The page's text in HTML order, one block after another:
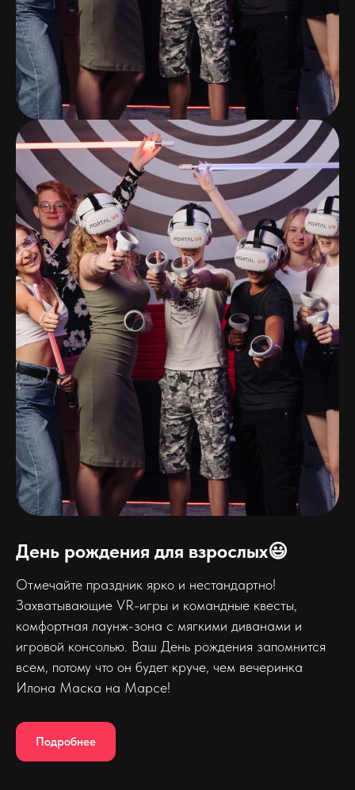
День рождения для взрослых😃
Отмечайте праздник ярко и нестандартно!
Захватывающие VR-игры и командные квесты,
комфортная лаунж-зона с мягкими диванами и
игровой консолью. Ваш День рождения запомнится
всем, потому что он будет круче, чем вечеринка
Илона Маска на Марсе!
Подробнее